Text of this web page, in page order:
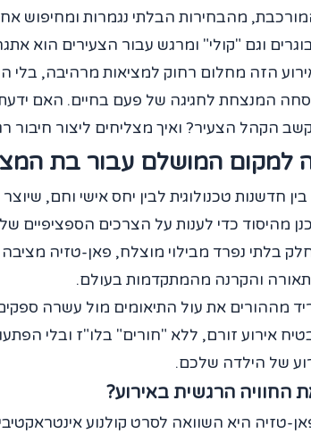
מהבחירות הבלתי נגמרות ומחיפוש
וגם "קולי" ומרגש עבור הצעירים הוא
הזה מחלום רחוק למציאות מרהיבה, בלי
המנצחת לחגיגה של פעם בחיים. האם
קשב הקהל הצעיר? ואיך מצליחים ליצור חיבור
למקום המושלם עבור בת
חדשנות טכנולוגית לבין יחס אישי וחם,
כחלק בלתי נפרד מבילוי מוצלח, פאן-טזיה
תאורה והקרנה מהמתקדמות בעולם.
מההורים את עול התיאומים מול עשרה
אירוע זורם, ללא "חורים" בלו"ז ובלי
של הילדה שלכם.
החוויה הרגשית באירוע?
טזיה היא השוואה לסרט קולנוע